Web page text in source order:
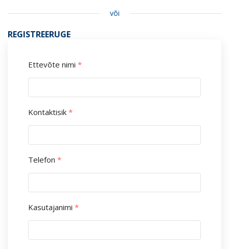
või
REGISTREERUGE
Ettevõte nimi *
Kontaktisik *
Telefon *
Kasutajanimi *